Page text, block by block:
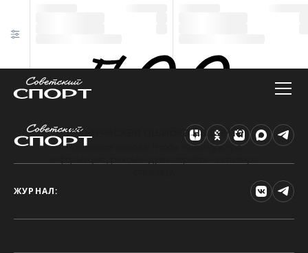
Техническая ошибка на сайте
Произошла ошибка. Чтобы найти нужную
ЖУРНАЛ: